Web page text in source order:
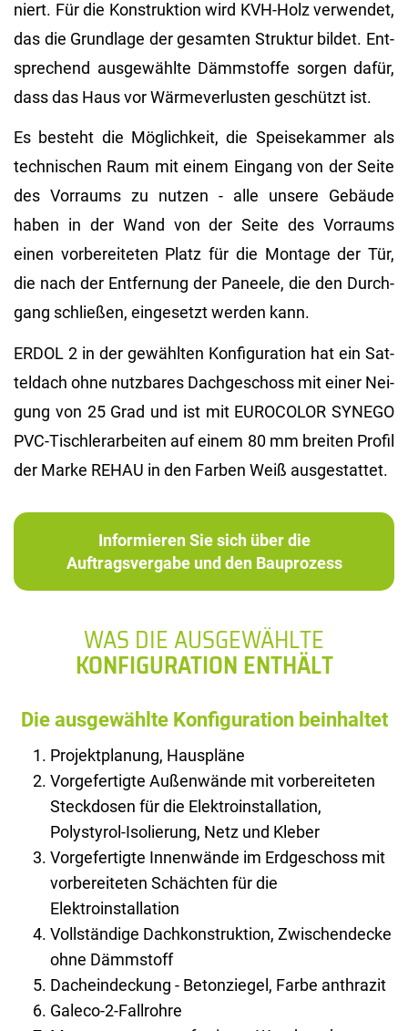
niert. Für die Kon­struk­ti­on wird KVH-Holz ver­wen­det,
das die Grund­la­ge der ge­sam­ten Struk­tur bil­det. Ent­
spre­chend aus­ge­wähl­te Dämm­stof­fe sor­gen dafür,
dass das Haus vor Wär­me­ver­lus­ten ge­schützt ist.
Es be­steht die Mög­lich­keit, die Spei­se­kam­mer als
tech­ni­schen Raum mit einem Ein­gang von der Seite
des Vor­raums zu nut­zen - alle un­se­re Ge­bäu­de
haben in der Wand von der Seite des Vor­raums
einen vor­be­rei­te­ten Platz für die Mon­ta­ge der Tür,
die nach der Ent­fer­nung der Pa­nee­le, die den Durch­
gang schlie­ßen, ein­ge­setzt wer­den kann.
ERDOL 2 in der ge­wähl­ten Kon­fi­gu­ra­ti­on hat ein Sat­
tel­dach ohne nutz­ba­res Dach­ge­schoss mit einer Nei­
gung von 25 Grad und ist mit EU­RO­CO­LOR SYN­EGO
PVC-Tisch­ler­ar­bei­ten auf einem 80 mm brei­ten Pro­fil
der Marke REHAU in den Far­ben Weiß aus­ge­stat­tet.
Informieren Sie sich über die
Auftragsvergabe und den Bauprozess
WAS DIE AUSGEWÄHLTE
KONFIGURATION ENTHÄLT
Die ausgewählte Konfiguration beinhaltet
Projektplanung, Hauspläne
Vorgefertigte Außenwände mit vorbereiteten
Steckdosen für die Elektroinstallation,
Polystyrol-Isolierung, Netz und Kleber
Vorgefertigte Innenwände im Erdgeschoss mit
vorbereiteten Schächten für die
Elektroinstallation
Vollständige Dachkonstruktion, Zwischendecke
ohne Dämmstoff
Dacheindeckung - Betonziegel, Farbe anthrazit
Galeco-2-Fallrohre